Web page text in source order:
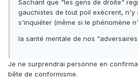
Sachant que "les gens de droite"
gauchistes de tout poil exècrent, n'y
s'inquiéter (même si le phénomène
la santé mentale de nos
Je ne surprendrai personne en
bête de conformisme.